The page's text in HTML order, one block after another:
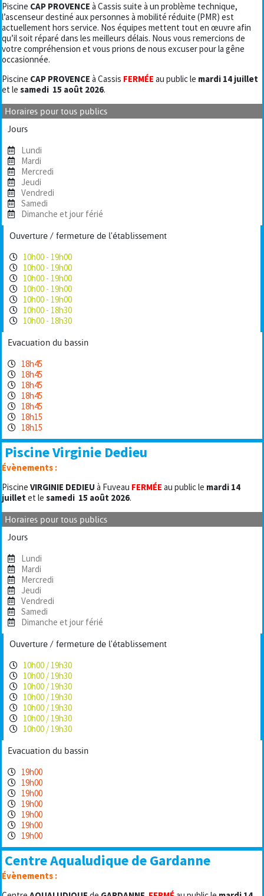
Piscine CAP PROVENCE à Cassis suite à un problème technique,
l’ascenseur destiné aux personnes à mobilité réduite (PMR) est
actuellement hors service. Nos équipes mettent tout en œuvre afin
qu’il soit réparé dans les meilleurs délais. Nous vous remercions de
votre compréhension et vous prions de nous excuser pour la gêne
occasionnée.
Piscine CAP PROVENCE à Cassis FERMÉE au public le mardi 14 juillet
et le samedi 15 août 2026.
Horaires pour tous publics
Jours
Lundi
Mardi
Mercredi
Jeudi
Vendredi
Samedi
Dimanche et jour férié
Ouverture / fermeture de l'établissement
10h00 - 19h00
10h00 - 19h00
10h00 - 19h00
10h00 - 19h00
10h00 - 19h00
10h00 - 18h30
10h00 - 18h30
Evacuation du bassin
18h45
18h45
18h45
18h45
18h45
18h15
18h15
Piscine Virginie Dedieu
Évènements :
Piscine VIRGINIE DEDIEU à Fuveau FERMÉE au public le mardi 14
juilletet le samedi 15 août 2026.
Horaires pour tous publics
Jours
Lundi
Mardi
Mercredi
Jeudi
Vendredi
Samedi
Dimanche et jour férié
Ouverture / fermeture de l'établissement
10h00 / 19h30
10h00 / 19h30
10h00 / 19h30
10h00 / 19h30
10h00 / 19h30
10h00 / 19h30
10h00 / 19h30
Evacuation du bassin
19h00
19h00
19h00
19h00
19h00
19h00
19h00
Centre Aqualudique de Gardanne
Évènements :